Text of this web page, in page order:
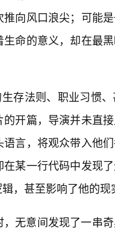
向风口浪尖；可能
命的意义，却在最
存法则、职业习惯
开篇，导演并未直
言，将观众带入他
某一行代码中发现
，甚至影响了他的现
无意间发现了一串